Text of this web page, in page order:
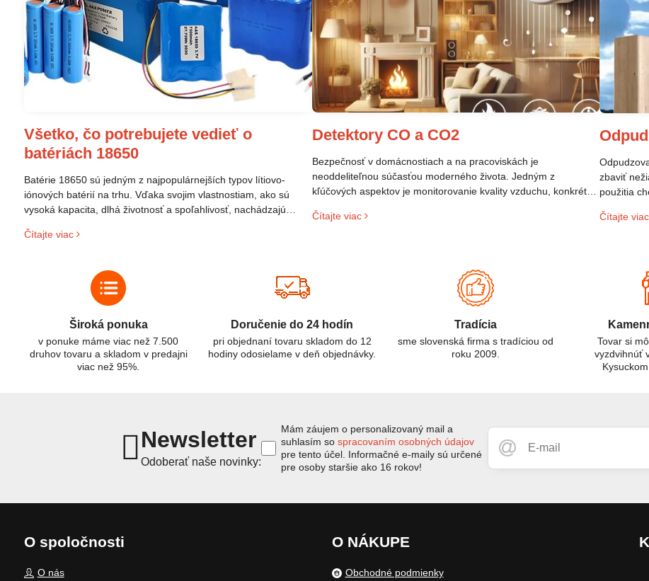
Všetko, čo potrebujete vedieť o
batériách 18650
Batérie 18650 sú jedným z najpopulárnejších typov lítiovo-
iónových batérií na trhu. Vďaka svojim vlastnostiam, ako sú
vysoká kapacita, dlhá životnosť a spoľahlivosť, nachádzajú
zariadení až po elektrické vozidlá. Pochopenie ich delenia,
efektívnemu a bezpečnému využitiu.
Čítajte viac
Detektory CO a CO2
Bezpečnosť v domácnostiach a na pracoviskách je
neoddeliteľnou súčasťou moderného života. Jedným z
kľúčových aspektov je monitorovanie kvality vzduchu, konkrétne
sú oxid uhoľnatý (CO) a oxid uhličitý (CO₂). Aj keď ich názvy
Čítajte viac
zbaviť
použitia
prostrediu.
Čítajte viac
Široká ponuka
v ponuke máme viac než 7.500
druhov tovaru a skladom v predajni
viac než 95%.
Doručenie do 24 hodín
pri objednaní tovaru skladom do 12
hodiny odosielame v deň objednávky.
Tradícia
sme slovenská firma s tradíciou od
roku 2009.
Tovar si
vyzdvihnúť
Newsletter
Odoberať naše novinky:
Mám záujem o personalizovaný mail a
suhlasím sospracovaním osobných údajov
pre tento účel. Informačné e-maily sú určené
pre osoby staršie ako 16 rokov!
O spoločnosti
O nás
O NÁKUPE
Obchodné podmienky